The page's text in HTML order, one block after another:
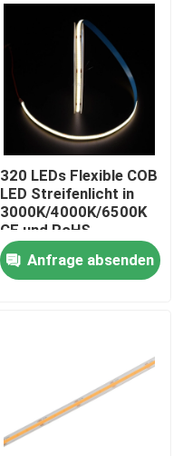
320 LEDs Flexible COB
LED Streifenlicht in
3000K/4000K/6500K
CE und RoHS
zertifiziert 24V/12V
Anfrage absenden